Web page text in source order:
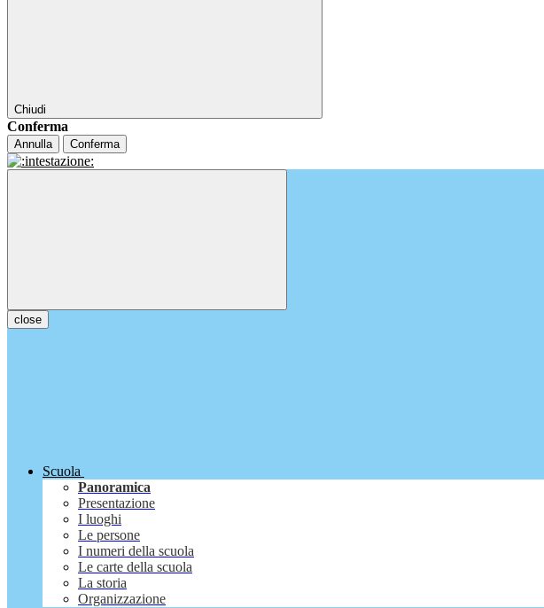
Chiudi
Conferma
Annulla Conferma
close
Scuola
Panoramica
Presentazione
I luoghi
Le persone
I numeri della scuola
Le carte della scuola
La storia
Organizzazione